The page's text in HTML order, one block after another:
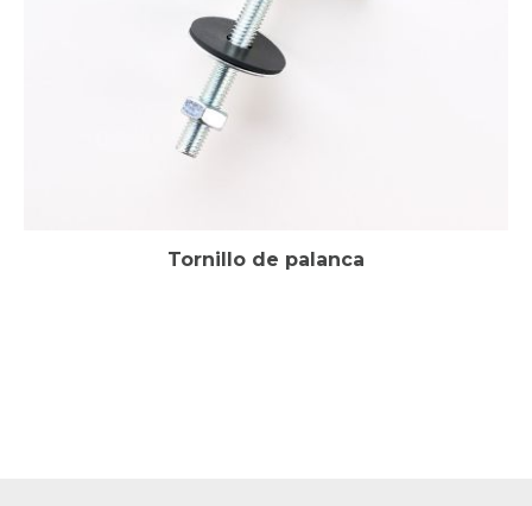
Tornillo de palanca